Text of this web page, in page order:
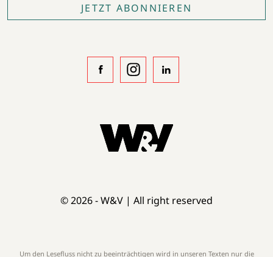
JETZT ABONNIEREN
© 2026 - W&V | All right reserved
Um den Lesefluss nicht zu beeinträchtigen wird in unseren Texten nur die